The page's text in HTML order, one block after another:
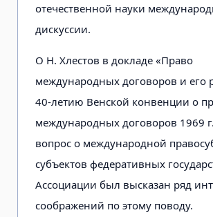
отечественной науки
дискуссии.
О Н. Хлестов в докладе «Право
международных договоров и его
40-летию Венской конвенции о
международных договоров 1969
вопрос о международной
субъектов федеративных
Ассоциации был высказан ряд
соображений по этому поводу.